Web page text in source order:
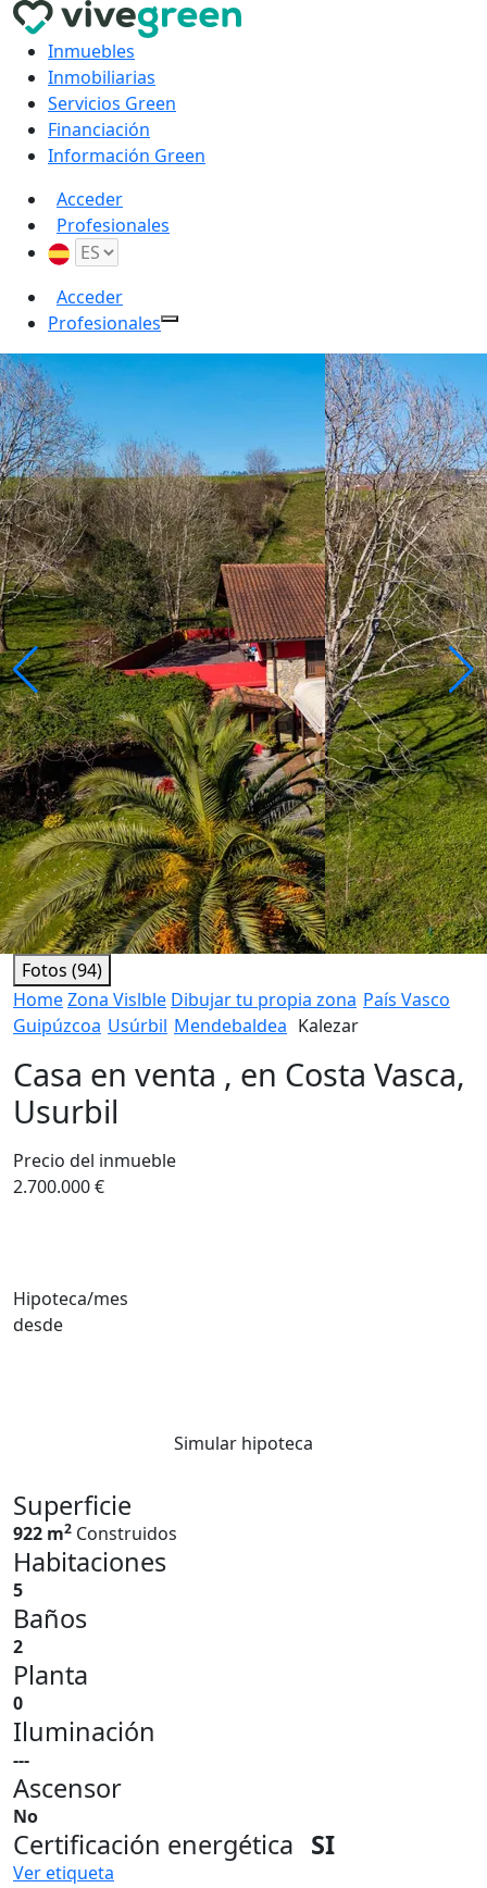
Inmuebles
Inmobiliarias
Servicios Green
Financiación
Información Green
Acceder
Profesionales
Acceder
Profesionales
Fotos (94)
HomeZona Vislble Dibujar tu propia zona País Vasco
Guipúzcoa Usúrbil Mendebaldea Kalezar
Casa en venta , en Costa Vasca,
Usurbil
Precio del inmueble
2.700.000 €
Hipoteca/mes
desde
Simular hipoteca
Superficie
922 m2 Construidos
Habitaciones
5
Baños
2
Planta
0
Iluminación
---
Ascensor
No
Certificación energética SI
Ver etiqueta